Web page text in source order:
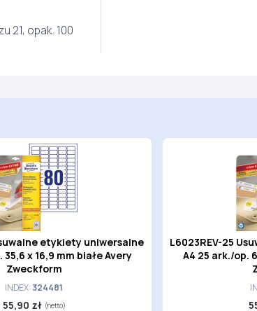
21, opak. 100
etykiety uniwersalne
x 16,9 mm białe Avery
Zweckform
INDEX:324481
55,90 zł (netto)
L6023REV-25
A4 25 ark./op.